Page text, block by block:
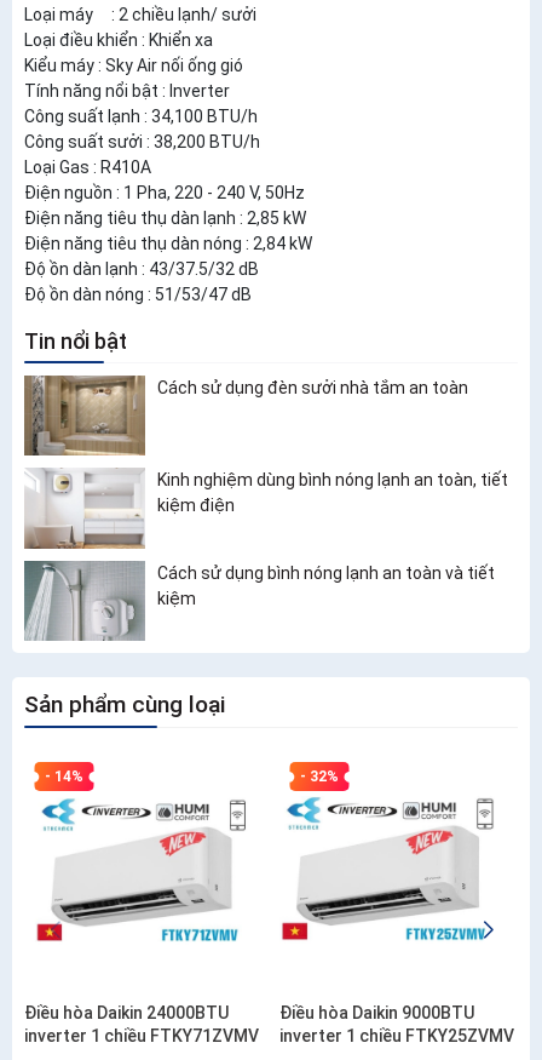
Loại máy : 2 chiều lạnh/ sưởi
Loại điều khiển : Khiển xa
Kiểu máy : Sky Air nối ống gió
Tính năng nổi bật : Inverter
Công suất lạnh : 34,100 BTU/h
Công suất sưởi : 38,200 BTU/h
Loại Gas : R410A
Điện nguồn : 1 Pha, 220 - 240 V, 50Hz
Điện năng tiêu thụ dàn lạnh : 2,85 kW
Điện năng tiêu thụ dàn nóng : 2,84 kW
Độ ồn dàn lạnh : 43/37.5/32 dB
Độ ồn dàn nóng : 51/53/47 dB
Tin nổi bật
Cách sử dụng đèn sưởi nhà tắm an toàn
Kinh nghiệm dùng bình nóng lạnh an toàn, tiết
kiệm điện
Cách sử dụng bình nóng lạnh an toàn và tiết
kiệm
Sản phẩm cùng loại
- 14%
Điều hòa Daikin 24000BTU
inverter 1 chiều FTKY71ZVMV
- 32%
Điều hòa Daikin 9000BTU
inverter 1 chiều FTKY25ZVMV